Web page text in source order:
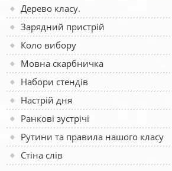
Дерево класу.
Зарядний пристрій
Коло вибору
Мовна скарбничка
Набори стендів
Настрій дня
Ранкові зустрічі
Рутини та правила нашого класу
Стіна слів